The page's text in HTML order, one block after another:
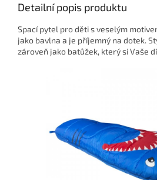
Detailní popis produktu
Spací pytel pro děti s veselým
jako bavlna a je příjemný na dotek.
zároveň jako batůžek, který si Vaše